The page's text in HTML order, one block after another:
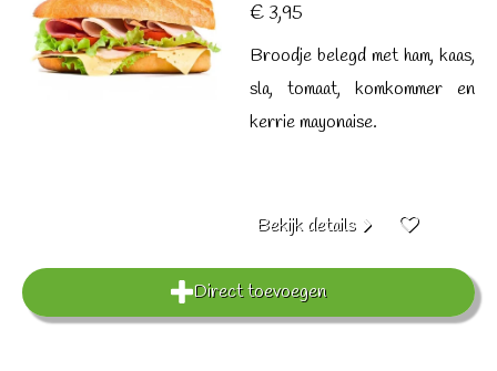
€ 3,95
Broodje belegd met ham, kaas,
sla, tomaat, komkommer en
kerrie mayonaise.
Bekijk details
Direct toevoegen